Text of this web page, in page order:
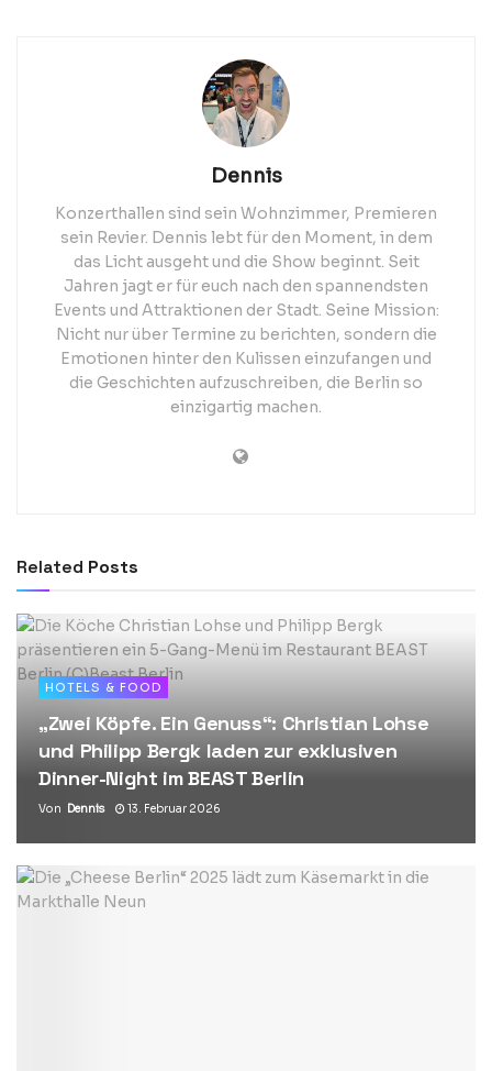
Dennis
Konzerthallen sind sein Wohnzimmer, Premieren
sein Revier. Dennis lebt für den Moment, in dem
das Licht ausgeht und die Show beginnt. Seit
Jahren jagt er für euch nach den spannendsten
Events und Attraktionen der Stadt. Seine Mission:
Nicht nur über Termine zu berichten, sondern die
Emotionen hinter den Kulissen einzufangen und
die Geschichten aufzuschreiben, die Berlin so
einzigartig machen.
Related Posts
HOTELS & FOOD
„Zwei Köpfe. Ein Genuss“: Christian Lohse
und Philipp Bergk laden zur exklusiven
Dinner-Night im BEAST Berlin
Von Dennis 13. Februar 2026